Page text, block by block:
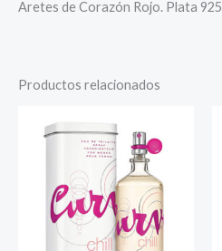
Aretes de Corazón Rojo. Plata 925
Productos relacionados